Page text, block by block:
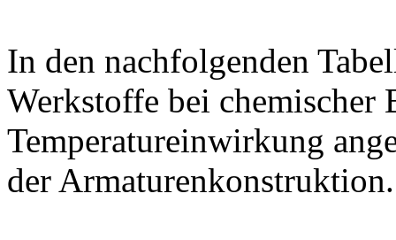
In den nachfolgenden
Werkstoffe bei chemischer
Temperatureinwirkung
der Armaturenkonstruktion.